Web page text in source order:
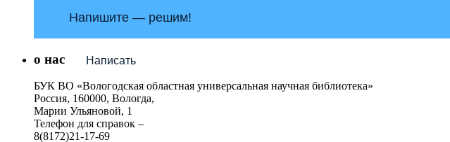
Напишите — решим!
Написать
о нас
БУК ВО «Вологодская областная универсальная научная библиотека»
Россия, 160000, Вологда,
Марии Ульяновой, 1
Телефон для справок –
8(8172)21-17-69